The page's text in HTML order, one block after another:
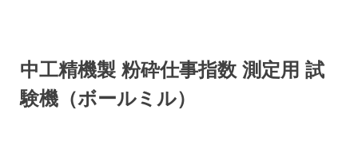
中工精機製 粉砕仕事指数 測定用 試
験機（ボールミル）